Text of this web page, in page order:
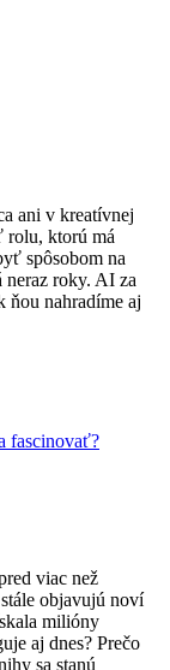
ani v kreatívnej
rolu, ktorú má
spôsobom na
roky. AI za
ňou nahradíme aj
fascinovať?
viac než
objavujú noví
milióny
aj dnes? Prečo
sa stanú